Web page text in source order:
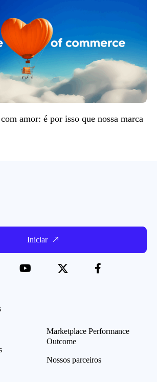
amor: é por isso que nossa marca
Iniciar
Marketplace Performance
Outcome
Nossos parceiros